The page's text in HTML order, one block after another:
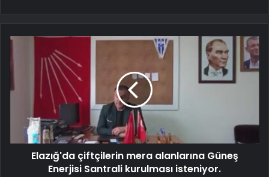
Elazığ'da çiftçilerin mera alanlarına Güneş
Enerjisi Santrali kurulması isteniyor.